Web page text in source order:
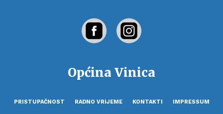
Općina Vinica
PRISTUPAČNOST RADNO VRIJEME KONTAKTI IMPRESSUM